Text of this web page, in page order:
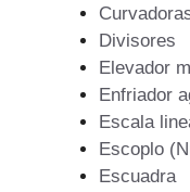
Divisores
Elevador
Enfriador
Escala
Escoplo
Escuadra